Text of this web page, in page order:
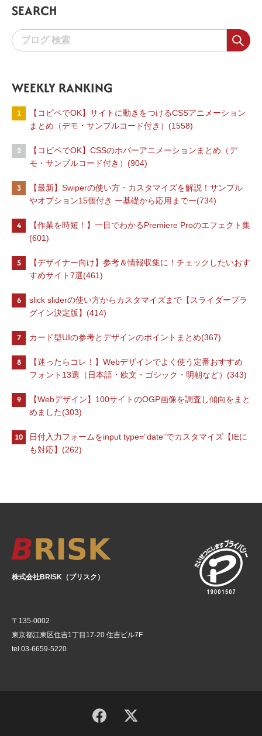
SEARCH
WEEKLY RANKING
1
【コピペでOK】サイトに動きをつけるCSSアニメーション
まとめ（デモ・サンプルコード付き）(1558)
2
【コピペでOK】CSSのホバーアニメーションまとめ（デ
モ・サンプルコード付き）(904)
3
【最新】Swiperの使い方・カスタマイズを解説！サンプル
やオプション15個付き ー基礎から応用までー(734)
4
【作業を時短！】一目でわかるPremiere Proのエフェクト集
(601)
5
【デザイナー向け】参考＆情報収集に！チェックしたいおす
すめサイト7選(461)
6
slick sliderの使い方からカスタマイズまで【スライダープラ
グイン決定版】(414)
7 カード型UIの参考とデザインのポイントまとめ(367)
8
【迷ったらコレ！】Webデザインでよく使う定番おすすめ
フォント13選（日本語・欧文・ゴシック・明朝など）(343)
9
【Webデザイン】100サイトのOGP画像を調査し傾向をまと
めました(303)
10
日付入力フォームをinput type=”date”でカスタマイズ【IEに
も対応】(262)
株式会社BRISK（ブリスク）
〒135-0002
東京都江東区住吉1丁目17-20 住吉ビル7F
tel.03-6659-5220